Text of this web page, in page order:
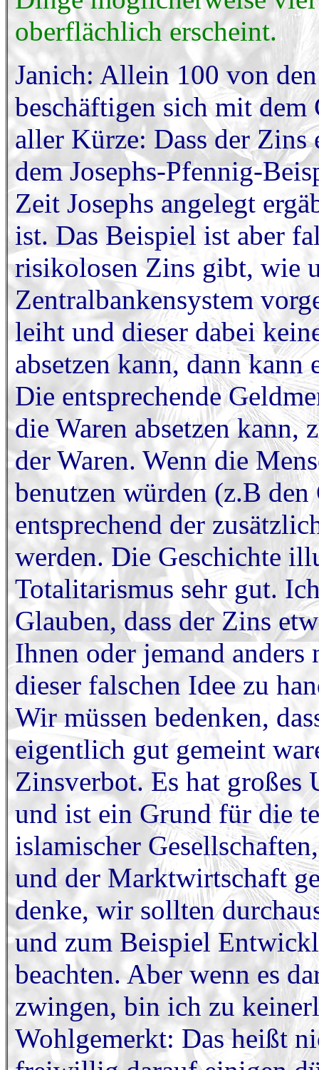
oberflächlich erscheint.
Janich: Allein 100 von
beschäftigen sich mit dem
aller Kürze: Dass der
dem Josephs-Pfennig-
Zeit Josephs angelegt
ist. Das Beispiel ist aber
risikolosen Zins gibt, wie
Zentralbankensystem
leiht und dieser dabei
absetzen kann, dann
Die entsprechende
die Waren absetzen kann,
der Waren. Wenn die
benutzen würden (z.B
entsprechend der
werden. Die Geschichte
Totalitarismus sehr gut.
Glauben, dass der Zins
Ihnen oder jemand anders
dieser falschen Idee zu
Wir müssen bedenken,
eigentlich gut gemeint
Zinsverbot. Es hat großes
und ist ein Grund für die
islamischer
und der Marktwirtschaft
denke, wir sollten
und zum Beispiel
beachten. Aber wenn es
zwingen, bin ich zu
Wohlgemerkt: Das heißt